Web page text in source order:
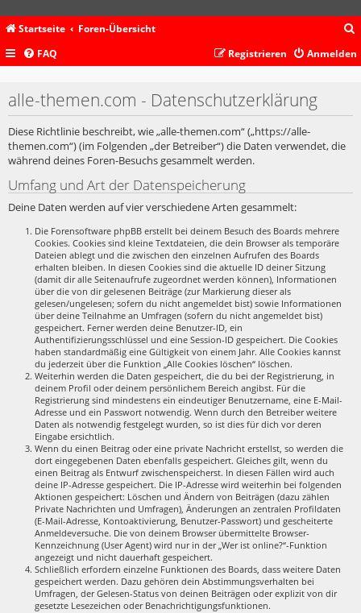
Startseite Foren-Übersicht
c
FAQ Anmelden
Registrieren
alle-themen.com - Datenschutzerklärung
Diese Richtlinie beschreibt, wie „alle-themen.com“ („https://alle-
themen.com“) (im Folgenden „der Betreiber“) die Daten verwendet, die
während deines Foren-Besuchs gesammelt werden.
Umfang und Art der Datenspeicherung
Deine Daten werden auf vier verschiedene Arten gesammelt:
Die Forensoftware phpBB erstellt bei deinem Besuch des Boards mehrere
Cookies. Cookies sind kleine Textdateien, die dein Browser als temporäre
Dateien ablegt und die zwischen den einzelnen Aufrufen des Boards
erhalten bleiben. In diesen Cookies sind die aktuelle ID deiner Sitzung
(damit dir alle Seitenaufrufe zugeordnet werden können), Informationen
über die von dir gelesenen Beiträge (zur Markierung dieser als
gelesen/ungelesen; sofern du nicht angemeldet bist) sowie Informationen
über deine Teilnahme an Umfragen (sofern du nicht angemeldet bist)
gespeichert. Ferner werden deine Benutzer-ID, ein
Authentifizierungsschlüssel und eine Session-ID gespeichert. Die Cookies
haben standardmäßig eine Gültigkeit von einem Jahr. Alle Cookies kannst
du jederzeit über die Funktion „Alle Cookies löschen“ löschen.
Weiterhin werden die Daten gespeichert, die du bei der Registrierung, in
deinem Profil oder deinem persönlichem Bereich angibst. Für die
Registrierung sind mindestens ein eindeutiger Benutzername, eine E-Mail-
Adresse und ein Passwort notwendig. Wenn durch den Betreiber weitere
Daten als notwendig festgelegt wurden, so ist dies für dich vor deren
Eingabe ersichtlich.
Wenn du einen Beitrag oder eine private Nachricht erstellst, so werden die
dort eingegebenen Daten ebenfalls gespeichert. Gleiches gilt, wenn du
einen Beitrag als Entwurf zwischenspeicherst. In diesen Fällen wird auch
deine IP-Adresse gespeichert. Die IP-Adresse wird weiterhin bei folgenden
Aktionen gespeichert: Löschen und Ändern von Beiträgen (dazu zählen
Private Nachrichten und Umfragen), Änderungen an zentralen Profildaten
(E-Mail-Adresse, Kontoaktivierung, Benutzer-Passwort) und gescheiterte
Anmeldeversuche. Die von deinem Browser übermittelte Browser-
Kennzeichnung (User Agent) wird nur in der „Wer ist online?“-Funktion
angezeigt und nicht dauerhaft gespeichert.
Schließlich erfordern einzelne Funktionen des Boards, dass weitere Daten
gespeichert werden. Dazu gehören dein Abstimmungsverhalten bei
Umfragen, der Gelesen-Status von deinen Beiträgen oder explizit von dir
gesetzte Lesezeichen oder Benachrichtigungsfunktionen.